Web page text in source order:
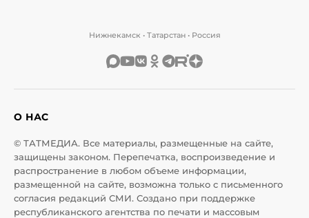
Нижнекамск • Татарстан • Россия
О НАС
© ТАТМЕДИА. Все материалы, размещенные на сайте,
защищены законом. Перепечатка, воспроизведение и
распространение в любом объеме информации,
размещенной на сайте, возможна только с письменного
согласия редакций СМИ. Создано при поддержке
республиканского агентства по печати и массовым